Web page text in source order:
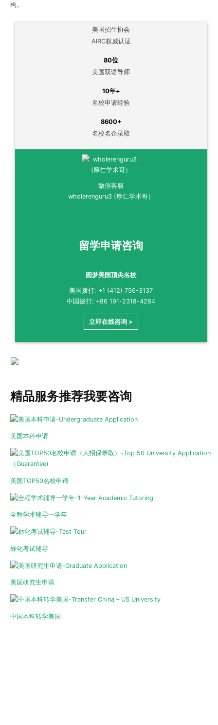
构。
美国招生协会
AIRC权威认证
80位
美国双语导师
10年+
名校申请经验
8600+
名校名企录取
微信客服
wholerenguru3 (厚仁学术哥）
留学申请咨询
圆梦美国顶尖名校
美国拨打: +1 (412) 756-3137
中国拨打: +86 191-2318-4284
立即在线咨询 >
精品服务推荐我要咨询
美国本科申请
美国TOP50名校申请
全程学术辅导一学年
标化考试辅导
美国研究生申请
中国本科转学美国